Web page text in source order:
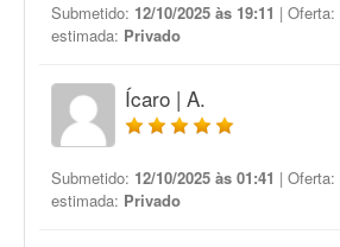
Submetido: 12/10/2025 às 19:11 | Oferta:
estimada: Privado
Ícaro | A.
Submetido: 12/10/2025 às 01:41 | Oferta:
estimada: Privado